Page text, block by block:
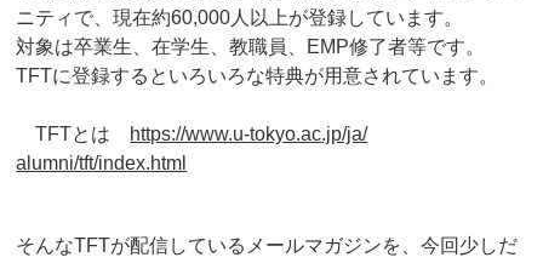
ニティ で、現在約60,000人以上が登録しています。
対象は卒業生、在学生、教職員、EMP修了者等です。
TFTに登録するといろいろな特典が用意されています。
TFTとは https://www.u-tokyo.ac.jp/ja/
alumni/tft/index.html
そんなTFTが配信しているメールマガジンを、今回少しだ